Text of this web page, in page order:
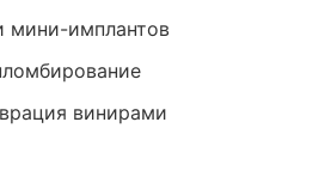
мини-имплантов
винирами